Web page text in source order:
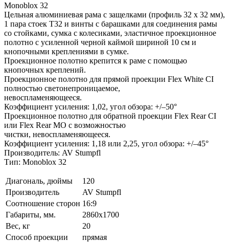
Monoblox 32
Цельная алюминиевая рама с защелками (профиль 32 x 32 мм),
1 пара стоек T32 и винты с барашками для соединения рамы
со стойками, сумка с колесиками, эластичное проекционное
полотно с усиленной черной каймой шириной 10 см и
кнопочными креплениями в сумке.
Проекционное полотно крепится к раме с помощью
кнопочных креплений.
Проекционное полотно для прямой проекции Flex White CI
полностью светонепроницаемое,
невоспламеняющееся.
Коэффициент усиления: 1,02, угол обзора: +/–50°
Проекционное полотно для обратной проекции Flex Rear CI
или Flex Rear MO с возможностью
чистки, невоспламеняющееся.
Коэффициент усиления: 1,18 или 2,25, угол обзора: +/–45°
Производитель: AV Stumpfl
Тип: Monoblox 32
Диагональ, дюймы
120
Производитель
AV Stumpfl
Соотношение сторон 16:9
Габариты, мм.
2860x1700
Вес, кг
20
Способ проекции
прямая